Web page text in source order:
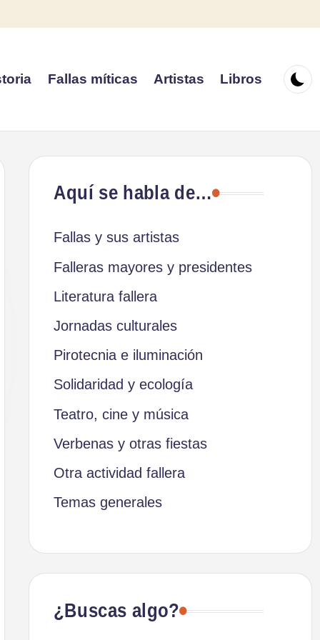
Fallas míticas Artistas Libros
Aquí se habla de…
Fallas y sus artistas
Falleras mayores y presidentes
Literatura fallera
Jornadas culturales
Pirotecnia e iluminación
Solidaridad y ecología
Teatro, cine y música
Verbenas y otras fiestas
Otra actividad fallera
Temas generales
¿Buscas algo?